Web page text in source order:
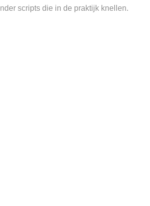
scripts die in de praktijk knellen.